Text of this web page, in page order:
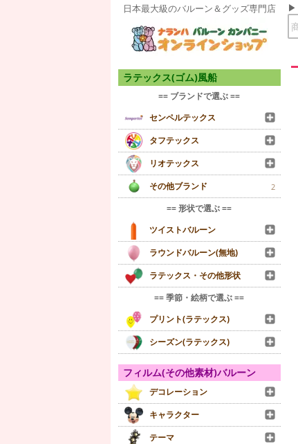
日本最大級のバルーン＆グッズ専門店
ラテックス(ゴム)風船
== ブランドで選ぶ ==
センペルテックス
タフテックス
リオテックス
その他ブランド
2
== 形状で選ぶ ==
ツイストバルーン
ラウンドバルーン(無地)
ラテックス・その他形状
== 季節・絵柄で選ぶ ==
プリント(ラテックス)
シーズン(ラテックス)
フィルム(その他素材)バルーン
デコレーション
キャラクター
テーマ